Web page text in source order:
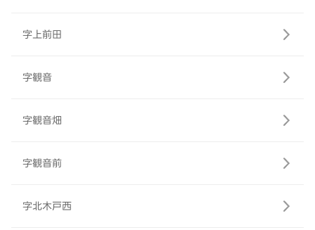
字上前田
字観音
字観音畑
字観音前
字北木戸西